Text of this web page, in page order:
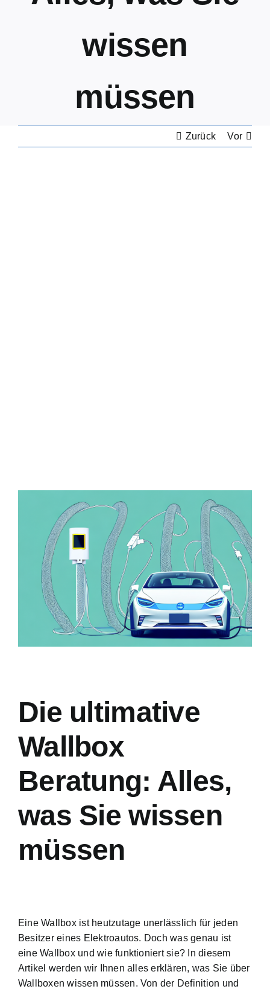
wissen
müssen
Zurück Vor
grösseres
Die ultimative
Wallbox
Beratung: Alles,
was Sie wissen
müssen
Eine Wallbox ist heutzutage unerlässlich für jeden
Besitzer eines Elektroautos. Doch was genau ist
eine Wallbox und wie funktioniert sie? In diesem
Artikel werden wir Ihnen alles erklären, was Sie über
Wallboxen wissen müssen. Von der Definition und